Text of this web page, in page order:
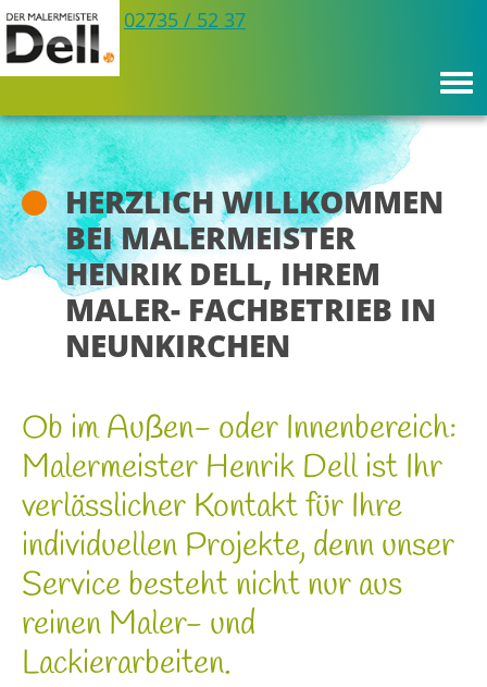
Telefon:Büro 02735 / 52 37
HERZLICH WILLKOMMEN
BEI MALERMEISTER
HENRIK DELL, IHREM
MALER- FACHBETRIEB IN
NEUNKIRCHEN
Ob im Außen- oder Innenbereich:
Malermeister Henrik Dell ist Ihr
verlässlicher Kontakt für Ihre
individuellen Projekte, denn unser
Service besteht nicht nur aus
reinen Maler- und
Lackierarbeiten.